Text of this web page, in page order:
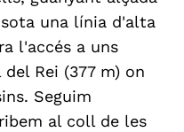
una línia d'alta
l'accés a uns
Rei (377 m) on
Seguim
al coll de les